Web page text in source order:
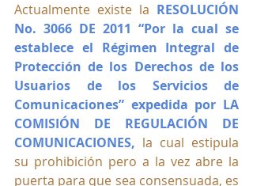
Actualmente existe la RESOLUCIÓN
No. 3066 DE 2011 “Por la cual se
establece el Régimen Integral de
Protección de los Derechos de los
Usuarios de los Servicios de
Comunicaciones” expedida por LA
COMISIÓN DE REGULACIÓN DE
COMUNICACIONES, la cual estipula
su prohibición pero a la vez abre la
puerta para que sea consensuada, es